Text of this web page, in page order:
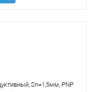
Sn=1,5мм, PNP